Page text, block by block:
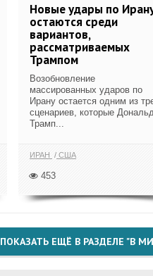
Новые удары по
остаются среди
вариантов,
рассматриваемых
Трампом
Возобновление
массированных ударов по
Ирану остается одним из
сценариев, которые
Трамп...
ИРАН США
453
ПОКАЗАТЬ ЕЩЁ В РАЗДЕЛЕ "В